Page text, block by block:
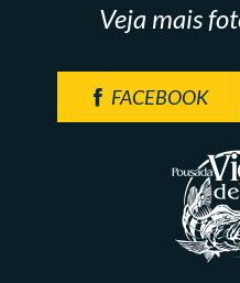
Veja mais
FACEBOOK